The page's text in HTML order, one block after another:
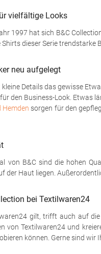
vielfältige Looks
1997 hat sich B&C
dieser Serie trendstarke
neu aufgelegt
kleine Details das gewisse
den Business-Look. Etwas
Hemden sorgen für den
von B&C sind die hohen
der Haut liegen.
bei Textilwaren24
gilt, trifft auch auf
von Textilwaren24 und
können. Gerne sind wir